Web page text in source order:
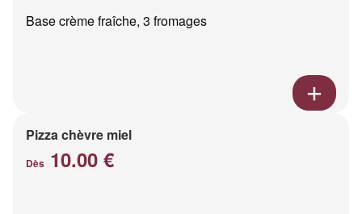
Base crème fraîche, 3 fromages
Pizza chèvre miel
Dès 10.00 €